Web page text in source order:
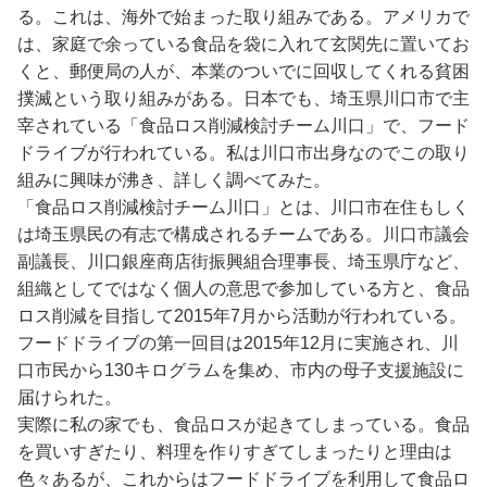
る。これは、海外で始まった取り組みである。アメリカで
は、家庭で余っている食品を袋に入れて玄関先に置いてお
くと、郵便局の人が、本業のついでに回収してくれる貧困
撲滅という取り組みがある。日本でも、埼玉県川口市で主
宰されている「食品ロス削減検討チーム川口」で、フード
ドライブが行われている。私は川口市出身なのでこの取り
組みに興味が沸き、詳しく調べてみた。
「食品ロス削減検討チーム川口」とは、川口市在住もしく
は埼玉県民の有志で構成されるチームである。川口市議会
副議長、川口銀座商店街振興組合理事長、埼玉県庁など、
組織としてではなく個人の意思で参加している方と、食品
ロス削減を目指して2015年7月から活動が行われている。
フードドライブの第一回目は2015年12月に実施され、川
口市民から130キログラムを集め、市内の母子支援施設に
届けられた。
実際に私の家でも、食品ロスが起きてしまっている。食品
を買いすぎたり、料理を作りすぎてしまったりと理由は
色々あるが、これからはフードドライブを利用して食品ロ